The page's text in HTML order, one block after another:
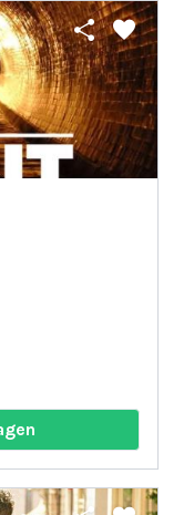
share favorite